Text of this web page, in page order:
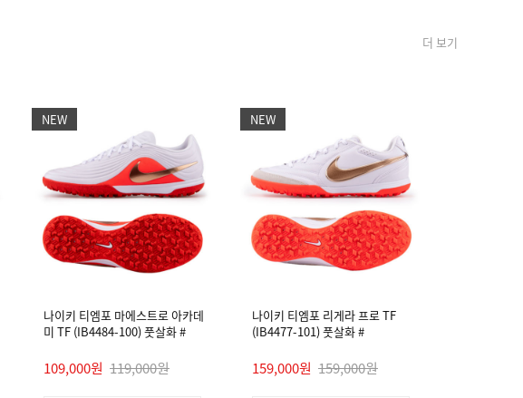
더 보기
NEW
나이키 티엠포 마에스트로 아카데
미 TF (IB4484-100) 풋살화 #
109,000원 119,000원
NEW
나이키 티엠포 리게라 프로 TF
(IB4477-101) 풋살화 #
159,000원 159,000원